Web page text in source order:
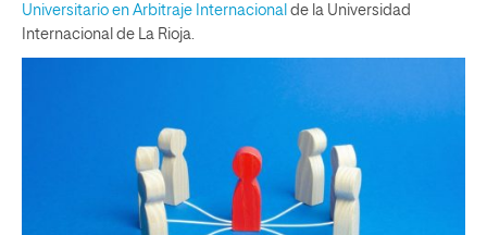
Universitario en Arbitraje Internacional de la Universidad
Internacional de La Rioja.